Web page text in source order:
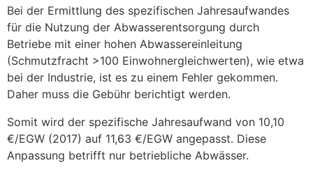
Bei der Ermittlung des spezifischen Jahresaufwandes
für die Nutzung der Abwasserentsorgung durch
Betriebe mit einer hohen Abwassereinleitung
(Schmutzfracht >100 Einwohnergleichwerten), wie etwa
bei der Industrie, ist es zu einem Fehler gekommen.
Daher muss die Gebühr berichtigt werden.
Somit wird der spezifische Jahresaufwand von 10,10
€/EGW (2017) auf 11,63 €/EGW angepasst. Diese
Anpassung betrifft nur betriebliche Abwässer.